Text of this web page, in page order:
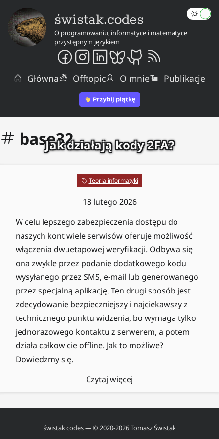
świstak.codes
O programowaniu, informatyce i matematyce
przystępnym językiem
Główna Offtopic O mnie Publikacje
base32
Jak działają kody 2FA?
Teoria informatyki
18 lutego 2026
W celu lepszego zabezpieczenia dostępu do
naszych kont wiele serwisów oferuje możliwość
włączenia dwuetapowej weryfikacji. Odbywa się
ona zwykle przez podanie dodatkowego kodu
wysyłanego przez SMS, e-mail lub generowanego
przez specjalną aplikację. Ten drugi sposób jest
zdecydowanie bezpieczniejszy i najciekawszy z
technicznego punktu widzenia, bo wymaga tylko
jednorazowego kontaktu z serwerem, a potem
działa całkowicie offline. Jak to możliwe?
Dowiedzmy się.
Czytaj więcej
świstak.codes— © 2020-2026Tomasz Świstak